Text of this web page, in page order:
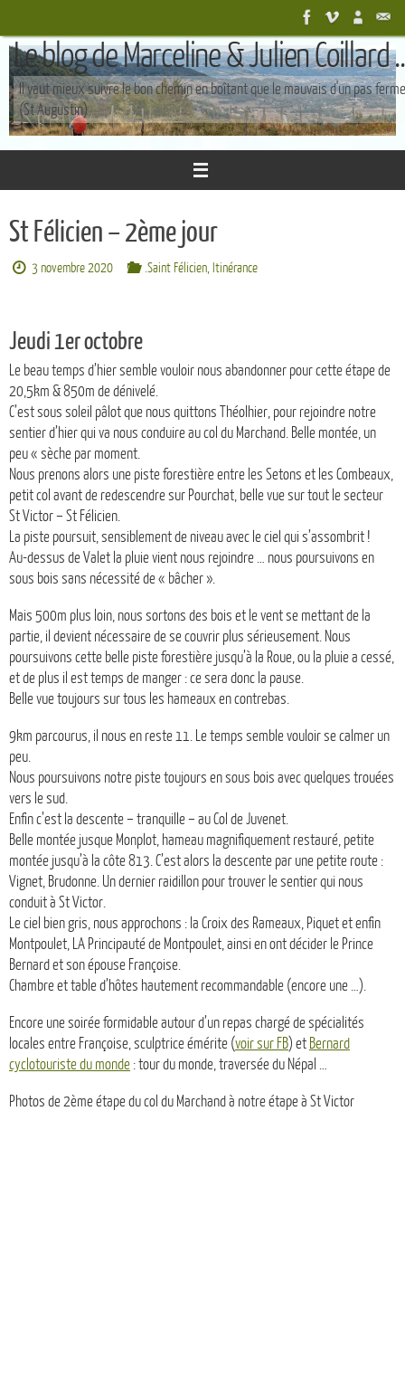
contenu
Le blog de Marceline & Julien Coillard
Il vaut mieux suivre le bon chemin en boîtant que le mauvais d'un pas ferme
(St Augustin)
St Félicien – 2ème jour
3 novembre 2020 .Saint Félicien, Itinérance
Jeudi 1er octobre
Le beau temps d’hier semble vouloir nous abandonner pour cette étape de
20,5km & 850m de dénivelé.
C’est sous soleil pâlot que nous quittons Théolhier, pour rejoindre notre
sentier d’hier qui va nous conduire au col du Marchand. Belle montée, un
peu « sèche par moment.
Nous prenons alors une piste forestière entre les Setons et les Combeaux,
petit col avant de redescendre sur Pourchat, belle vue sur tout le secteur
St Victor – St Félicien.
La piste poursuit, sensiblement de niveau avec le ciel qui s’assombrit !
Au-dessus de Valet la pluie vient nous rejoindre … nous poursuivons en
sous bois sans nécessité de « bâcher ».
Mais 500m plus loin, nous sortons des bois et le vent se mettant de la
partie, il devient nécessaire de se couvrir plus sérieusement. Nous
poursuivons cette belle piste forestière jusqu’à la Roue, ou la pluie a cessé,
et de plus il est temps de manger : ce sera donc la pause.
Belle vue toujours sur tous les hameaux en contrebas.
9km parcourus, il nous en reste 11. Le temps semble vouloir se calmer un
peu.
Nous poursuivons notre piste toujours en sous bois avec quelques trouées
vers le sud.
Enfin c’est la descente – tranquille – au Col de Juvenet.
Belle montée jusque Monplot, hameau magnifiquement restauré, petite
montée jusqu’à la côte 813. C’est alors la descente par une petite route :
Vignet, Brudonne. Un dernier raidillon pour trouver le sentier qui nous
conduit à St Victor.
Le ciel bien gris, nous approchons : la Croix des Rameaux, Piquet et enfin
Montpoulet, LA Principauté de Montpoulet, ainsi en ont décider le Prince
Bernard et son épouse Françoise.
Chambre et table d’hôtes hautement recommandable (encore une …).
Encore une soirée formidable autour d’un repas chargé de spécialités
locales entre Françoise, sculptrice émérite (voir sur FB) et Bernard
cyclotouriste du monde : tour du monde, traversée du Népal …
Photos de 2ème étape du col du Marchand à notre étape à St Victor